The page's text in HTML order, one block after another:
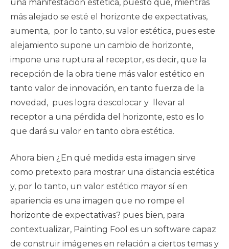
una manifestación estética, puesto que, mientras
más alejado se esté el horizonte de expectativas,
aumenta, por lo tanto, su valor estética, pues este
alejamiento supone un cambio de horizonte,
impone una ruptura al receptor, es decir, que la
recepción de la obra tiene más valor estético en
tanto valor de innovación, en tanto fuerza de la
novedad, pues logra descolocar y llevar al
receptor a una pérdida del horizonte, esto es lo
que dará su valor en tanto obra estética.
Ahora bien ¿En qué medida esta imagen sirve
como pretexto para mostrar una distancia estética
y, por lo tanto, un valor estético mayor sí en
apariencia es una imagen que no rompe el
horizonte de expectativas? pues bien, para
contextualizar, Painting Fool es un software capaz
de construir imágenes en relación a ciertos temas y